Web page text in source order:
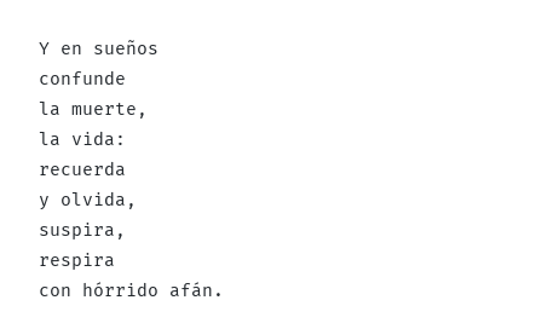
Y en sueños
confunde
la muerte,
la vida:
recuerda
y olvida,
suspira,
respira
con hórrido afán.